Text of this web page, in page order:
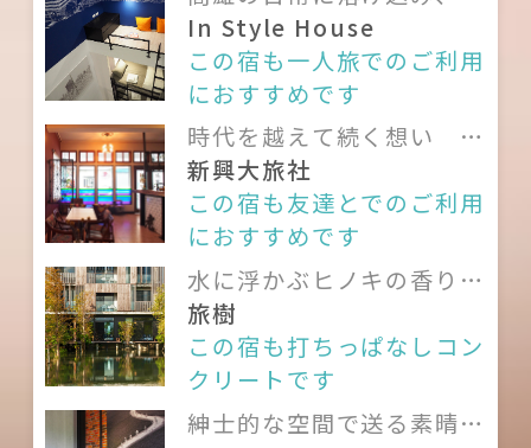
を負いません。
使わない電灯や電気機器は消してく
ださい。
室内の設備や置物などは動かした
り、破損させたりしないで下さい。
万一紛失或いは損壊した場合、損
害賠償請求をさせていただきます。
室内は全面禁煙です。おたばこは屋
外にてお願いいたします。
違法ドラッグ、泥酔、賭博、大声
を出す、ケンカ、爆竹及び如何なる
の生活を肌で感じる
In Style House
この宿も一人旅でのご利用
におすすめです
時代を越えて続く想い 幸
福な宿の物語
新興大旅社
この宿も友達とでのご利用
におすすめです
水に浮かぶヒノキの香り高
い宿
旅樹
この宿も打ちっぱなしコン
クリートです
紳士的な空間で送る素晴ら